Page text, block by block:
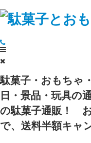
駄菓子・おもちゃ
日・景品・玩具の
の駄菓子通販！
お
で、送料半額キャ